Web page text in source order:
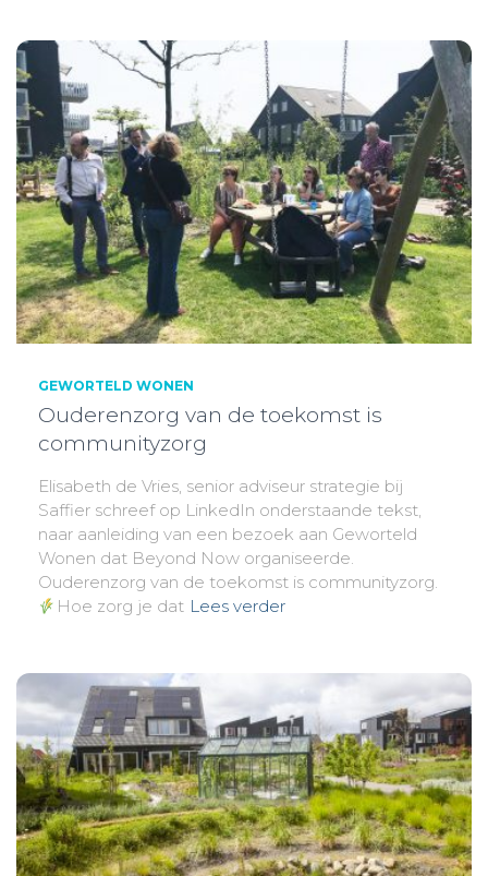
GEWORTELD WONEN
Ouderenzorg van de toekomst is
communityzorg
Elisabeth de Vries, senior adviseur strategie bij
Saffier schreef op LinkedIn onderstaande tekst,
naar aanleiding van een bezoek aan Geworteld
Wonen dat Beyond Now organiseerde.
Ouderenzorg van de toekomst is communityzorg.
Hoe zorg je dat Lees verder